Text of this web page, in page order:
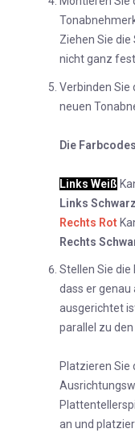
Ziehen Sie
nicht ganz fest.
Verbinden Sie
neuen
Die
Links Weiß
Links Schwarz
Rechts Rot
Rechts
Stellen Sie die
dass er
ausgerichtet
parallel zu
Platzieren
an und